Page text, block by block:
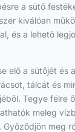
a sütő
kiválóan
és a lehető
elő a sütőjét és
tálcát és
Tegye félre
meleg
meg